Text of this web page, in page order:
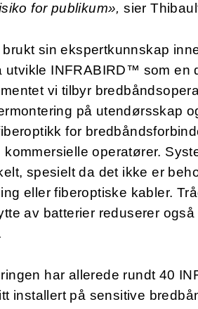
for publikum»,sier
sin ekspertkunnskap
utvikle INFRABIRD™ som en
vi tilbyr
på utendørsskap
for
kommersielle operatører.
spesielt da det ikke er
eller fiberoptiske kabler.
av batterier reduserer
har allerede rundt 40
installert på sensitive